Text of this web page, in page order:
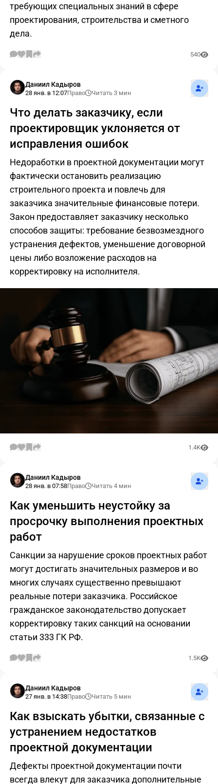
требующих специальных знаний в сфере
проектирования, строительства и сметного
дела.
540
Даниил Кадыров
28 янв. в 12:07Право Читать 3 мин
Что делать заказчику, если
проектировщик уклоняется от
исправления ошибок
Недоработки в проектной документации могут
фактически остановить реализацию
строительного проекта и повлечь для
заказчика значительные финансовые потери.
Закон предоставляет заказчику несколько
способов защиты: требование безвозмездного
устранения дефектов, уменьшение договорной
цены либо возложение расходов на
корректировку на исполнителя.
1.4K
Даниил Кадыров
28 янв. в 07:58Право Читать 4 мин
Как уменьшить неустойку за
просрочку выполнения проектных
работ
Санкции за нарушение сроков проектных работ
могут достигать значительных размеров и во
многих случаях существенно превышают
реальные потери заказчика. Российское
гражданское законодательство допускает
корректировку таких санкций на основании
статьи 333 ГК РФ.
1.5K
Даниил Кадыров
27 янв. в 14:38Право Читать 5 мин
Как взыскать убытки, связанные с
устранением недостатков
проектной документации
Дефекты проектной документации почти
всегда влекут для заказчика дополнительные